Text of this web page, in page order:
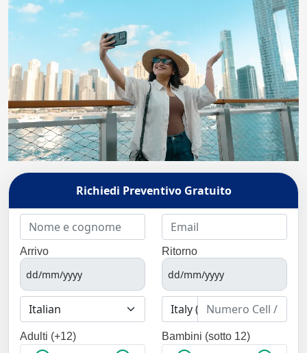
Richiedi Preventivo Gratuito
Arrivo Ritorno
Adulti (+12) Bambini (sotto 12)